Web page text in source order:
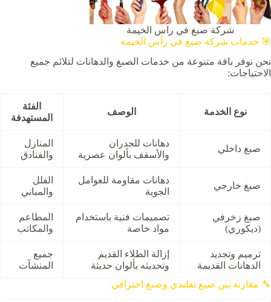
شركة صبغ في راس الخيمة
🎯 خدمات شركة صبغ في رأس الخيمة
نحن نوفر باقة متنوعة من خدمات الصبغ والدهانات لتلائم جميع
الاحتياجات:
نوع الخدمة الوصف
الفئة
المستهدفة
صبغ داخلي
دهانات للجدران
والأسقف بألوان عصرية
المنازل
والفنادق
صبغ خارجي
دهانات مقاومة للعوامل
الجوية
الفلل
والمباني
صبغ زخرفي
(ديكوري)
تصميمات فنية باستخدام
مواد خاصة
المطاعم
والمكاتب
ترميم وتجديد
الدهانات القديمة
إزالة الطلاء القديم
وتحديثه بألوان حديثة
جميع
المنشآت
🔧 مقارنة بين صبغ تقليدي وصبغ احترافي